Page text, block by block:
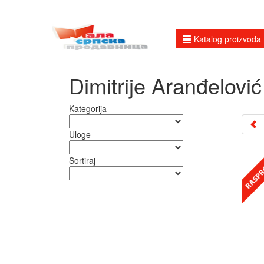
Katalog proizvoda
Dimitrije Aranđelović
Kategorija
Uloge
Sortiraj